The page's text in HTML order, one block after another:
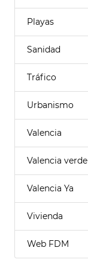
Playas
Sanidad
Tráfico
Urbanismo
Valencia
Valencia verde
Valencia Ya
Vivienda
Web FDM